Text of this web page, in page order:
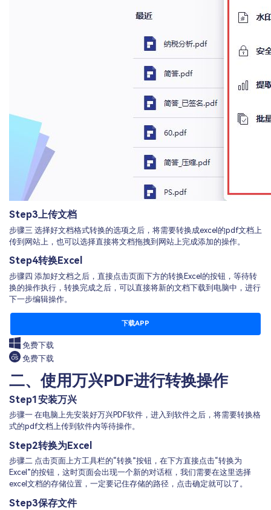
Step3上传文档
步骤三 选择好文档格式转换的选项之后，将需要转换成excel的pdf文档上
传到网站上，也可以选择直接将文档拖拽到网站上完成添加的操作。
Step4转换Excel
步骤四 添加好文档之后，直接点击页面下方的转换Excel的按钮，等待转
换的操作执行，转换完成之后，可以直接将新的文档下载到电脑中，进行
下一步编辑操作。
下载APP
免费下载
免费下载
二、使用万兴PDF进行转换操作
Step1安装万兴
步骤一 在电脑上先安装好万兴PDF软件，进入到软件之后，将需要转换格
式的pdf文档上传到软件内等待操作。
Step2转换为Excel
步骤二 点击页面上方工具栏的“转换”按钮，在下方直接点击“转换为
Excel”的按钮，这时页面会出现一个新的对话框，我们需要在这里选择
excel文档的存储位置，一定要记住存储的路径，点击确定就可以了。
Step3保存文件